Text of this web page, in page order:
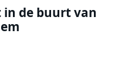
de buurt van